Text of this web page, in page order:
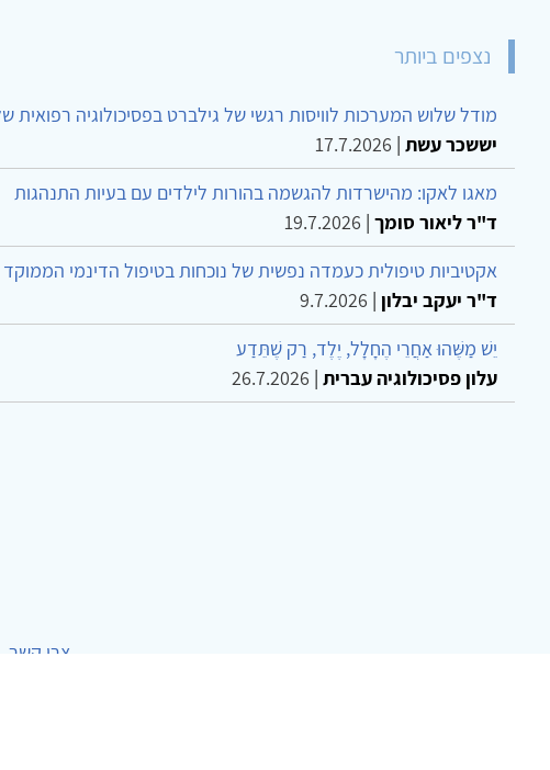
נצפים ביותר
מודל שלוש המערכות לוויסות רגשי של גילברט בפסיכולוגיה רפואית
יששכר עשת |
17.7.2026
מאגו לאקו: מהישרדות להגשמה בהורות לילדים עם בעיות התנהגות
ד"ר ליאור סומך |
19.7.2026
אקטיביות טיפולית כעמדה נפשית של נוכחות בטיפול הדינמי הממוקד
ד"ר יעקב יבלון |
9.7.2026
יֵשׁ מַשֶּׁהוּ אַחֲרֵי הֶחָלָל, יֶלֶד, רַק שֶׁתֵּדַע
עלון פסיכולוגיה עברית |
26.7.2026
צרו קשר